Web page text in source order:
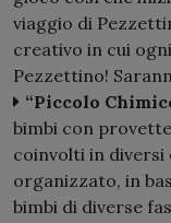
viaggio di
creativo in cui
Pezzettino!
“Piccolo
bimbi con
coinvolti in diversi
organizzato, in
bimbi di diverse